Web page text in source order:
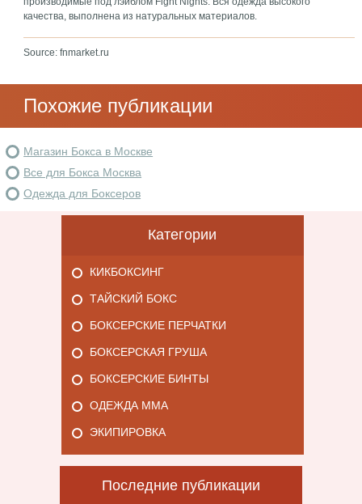
качества, выполнена из натуральных материалов.
Source: fnmarket.ru
Похожие публикации
Магазин Бокса в Москве
Все для Бокса Москва
Одежда для Боксеров
Категории
КИКБОКСИНГ
ТАЙСКИЙ БОКС
БОКСЕРСКИЕ ПЕРЧАТКИ
БОКСЕРСКАЯ ГРУША
БОКСЕРСКИЕ БИНТЫ
ОДЕЖДА ММА
ЭКИПИРОВКА
Последние публикации